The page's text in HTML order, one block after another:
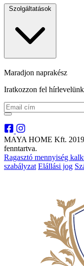
Szolgáltatások
Maradjon naprakész
Iratkozzon fel
MAYA HOME Kft.
fenntartva.
Ragasztó mennyiség
szabályzat Elállási jog